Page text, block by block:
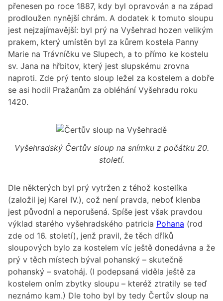
přenesen po roce 1887, kdy byl opravován a na západ
prodloužen nynější chrám. A dodatek k tomuto sloupu
jest nejzajímavější: byl prý na Vyšehrad hozen velikým
prakem, který umístěn byl za kůrem kostela Panny
Marie na Trávníčku ve Slupech, a to přímo ke kostelu
sv. Jana na hřbitov, který jest slupskému zrovna
naproti. Zde prý tento sloup ležel za kostelem a dobře
se asi hodil Pražanům za obléhání Vyšehradu roku
1420.
Vyšehradský Čertův sloup na snímku z počátku 20.
století.
Dle některých byl prý vytržen z téhož kostelíka
(založil jej Karel IV.), což není pravda, neboť klenba
jest původní a neporušená. Spíše jest však pravdou
výklad starého vyšehradského patricia Pohana (rod
zde od 16. století), jenž pravil, že těch dříků
sloupových bylo za kostelem víc ještě donedávna a že
prý v těch místech býval pohanský – skutečně
pohanský – svatoháj. (I podepsaná viděla ještě za
kostelem oním zbytky sloupu – kteréž ztratily se teď
neznámo kam.) Dle toho byl by tedy Čertův sloup na